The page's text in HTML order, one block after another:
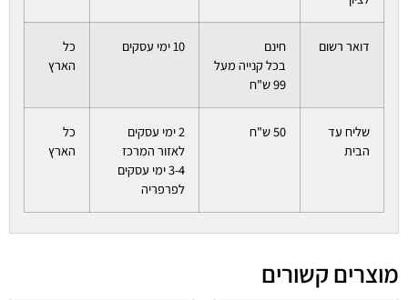
דואר רשום
חינם
בכל קנייה מעל
99 ש"ח
10 ימי עסקים
כל
הארץ
שליח עד
הבית
50 ש"ח
2 ימי עסקים
לאזור המרכז
3-4 ימי עסקים
לפרפריה
כל
הארץ
מוצרים קשורים